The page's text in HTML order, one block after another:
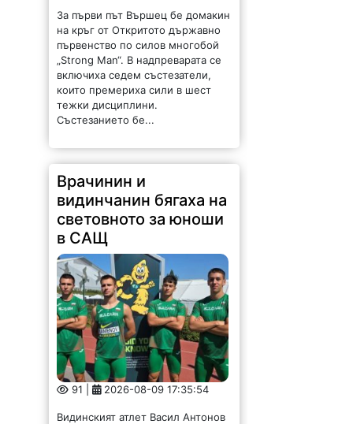
За първи път Вършец бе домакин
на кръг от Откритото държавно
първенство по силов многобой
„Strong Man“. В надпреварата се
включиха седем състезатели,
които премериха сили в шест
тежки дисциплини.
Състезанието бе...
Врачинин и
видинчанин бягаха на
световното за юноши
в САЩ
91 | 2026-08-09 17:35:54
Видинският атлет Васил Антонов